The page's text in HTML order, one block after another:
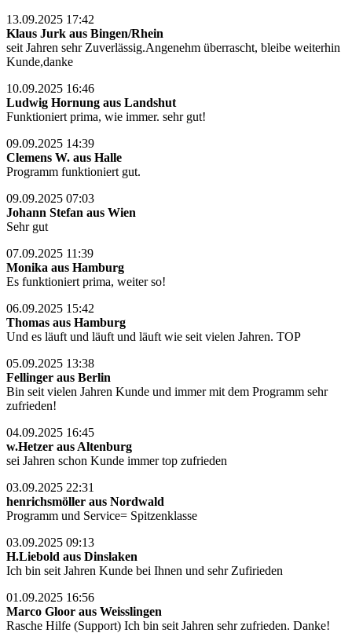
13.09.2025 17:42
Klaus Jurk aus Bingen/Rhein
seit Jahren sehr Zuverlässig.Angenehm überrascht, bleibe weiterhin
Kunde,danke
10.09.2025 16:46
Ludwig Hornung aus Landshut
Funktioniert prima, wie immer. sehr gut!
09.09.2025 14:39
Clemens W. aus Halle
Programm funktioniert gut.
09.09.2025 07:03
Johann Stefan aus Wien
Sehr gut
07.09.2025 11:39
Monika aus Hamburg
Es funktioniert prima, weiter so!
06.09.2025 15:42
Thomas aus Hamburg
Und es läuft und läuft und läuft wie seit vielen Jahren. TOP
05.09.2025 13:38
Fellinger aus Berlin
Bin seit vielen Jahren Kunde und immer mit dem Programm sehr
zufrieden!
04.09.2025 16:45
w.Hetzer aus Altenburg
sei Jahren schon Kunde immer top zufrieden
03.09.2025 22:31
henrichsmöller aus Nordwald
Programm und Service= Spitzenklasse
03.09.2025 09:13
H.Liebold aus Dinslaken
Ich bin seit Jahren Kunde bei Ihnen und sehr Zufirieden
01.09.2025 16:56
Marco Gloor aus Weisslingen
Rasche Hilfe (Support) Ich bin seit Jahren sehr zufrieden. Danke!